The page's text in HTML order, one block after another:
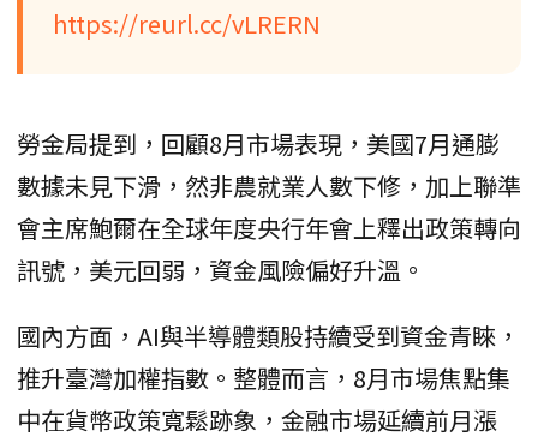
https://reurl.cc/vLRERN
勞金局提到，回顧8月市場表現，美國7月通膨
數據未見下滑，然非農就業人數下修，加上聯準
會主席鮑爾在全球年度央行年會上釋出政策轉向
訊號，美元回弱，資金風險偏好升溫。
國內方面，AI與半導體類股持續受到資金青睞，
推升臺灣加權指數。整體而言，8月市場焦點集
中在貨幣政策寬鬆跡象，金融市場延續前月漲